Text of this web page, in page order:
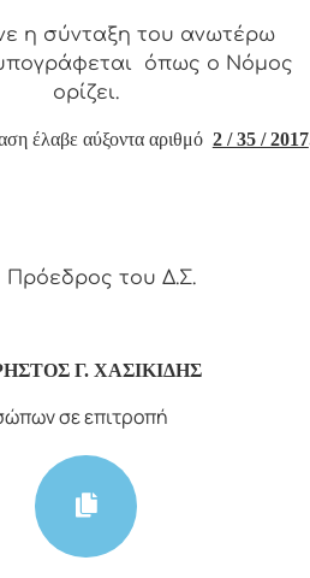
η σύνταξη του ανωτέρω
όπως ο Νόμος
ορίζει.
έλαβε αύξοντα αριθμό 2 / 35 / 2017
του Δ.Σ.
Γ. ΧΑΣΙΚΙΔΗΣ
σε επιτροπή